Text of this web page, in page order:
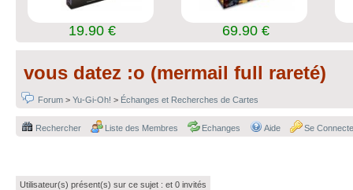
19.90 € 69.90 €
vous datez :o (mermail full rareté)
Forum > Yu-Gi-Oh! > Échanges et Recherches de Cartes
Rechercher Liste des Membres Echanges Aide Se
Utilisateur(s) présent(s) sur ce sujet : et 0 invités